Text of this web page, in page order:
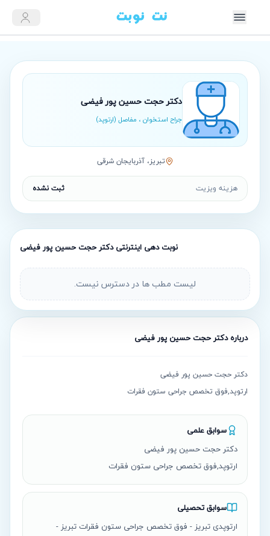
دکتر حجت حسین پور فیضی
جراح استخوان ، مفاصل (ارتوپد)
تبريز، آذربایجان شرقی
هزینه ویزیت ثبت نشده
نوبت‌ دهی اینترنتیدکتر حجت حسین پور فیضی
لیست مطب ها در دسترس نیست.
دربارهدکتر حجت حسین پور فیضی
ارتوپد,فوق تخصص جراحی ستون فقرات
سوابق علمی
ارتوپد,فوق تخصص جراحی ستون فقرات
سوابق تحصیلی
ارتوپدی تبریز - فوق تخصص جراحی ستون فقرات تبریز -